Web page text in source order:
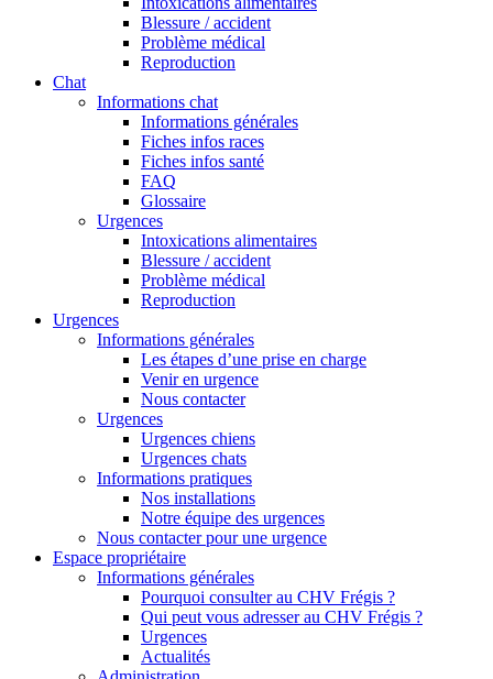
Blessure / accident
Problème médical
Reproduction
Chat
Informations chat
Informations générales
Fiches infos races
Fiches infos santé
FAQ
Glossaire
Urgences
Intoxications alimentaires
Blessure / accident
Problème médical
Reproduction
Urgences
Informations générales
Les étapes d’une prise en charge
Venir en urgence
Nous contacter
Urgences
Urgences chiens
Urgences chats
Informations pratiques
Nos installations
Notre équipe des urgences
Nous contacter pour une urgence
Espace propriétaire
Informations générales
Pourquoi consulter au CHV Frégis ?
Qui peut vous adresser au CHV Frégis ?
Urgences
Actualités